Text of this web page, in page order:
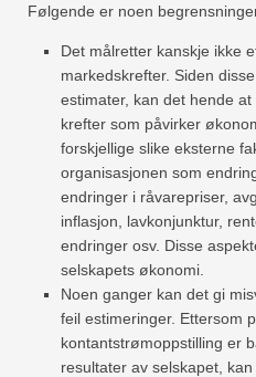
Følgende er noen
Det målretter kanskje ikke
markedskrefter. Siden
estimater, kan det hende
krefter som påvirker
forskjellige slike eksterne
organisasjonen som
endringer i råvarepriser,
inflasjon, lavkonjunktur,
endringer osv. Disse
selskapets økonomi.
Noen ganger kan det gi
feil estimeringer. Ettersom
kontantstrømoppstilling er
resultater av selskapet,